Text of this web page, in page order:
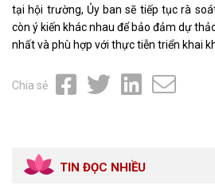
tại hội trường, Ủy ban sẽ tiếp tục rà
còn ý kiến khác nhau để bảo đảm dự
nhất và phù hợp với thực tiễn triển khai
Chia sẻ
TIN ĐỌC NHIỀU